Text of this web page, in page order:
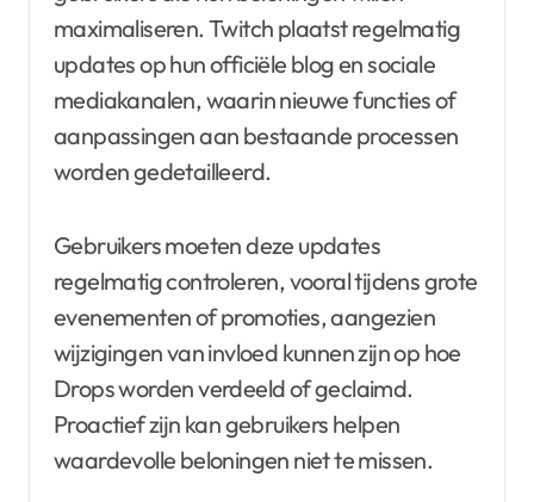
maximaliseren. Twitch plaatst regelmatig
updates op hun officiële blog en sociale
mediakanalen, waarin nieuwe functies of
aanpassingen aan bestaande processen
worden gedetailleerd.
Gebruikers moeten deze updates
regelmatig controleren, vooral tijdens grote
evenementen of promoties, aangezien
wijzigingen van invloed kunnen zijn op hoe
Drops worden verdeeld of geclaimd.
Proactief zijn kan gebruikers helpen
waardevolle beloningen niet te missen.